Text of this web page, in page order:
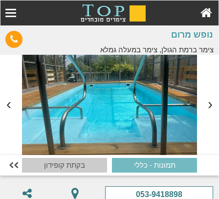
נופש מרום
צימר ברמת הגולן, צימר במעלה גמלא
תמונות - כללי בקתת קופידון 
053-9418898